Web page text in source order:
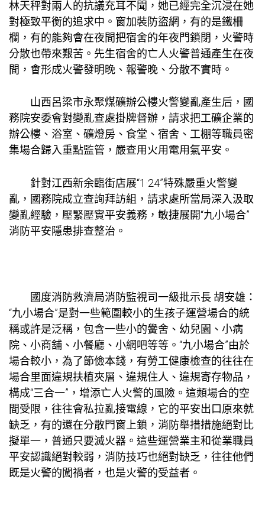
林天秤對兩人的抗議充耳不聞，她已經完全沉浸在她
對極致平衡的追求中。窗加裝防盜網，有的是鐵柵
欄，有的能夠會在夜間把宿舍的年夜門鎖閉，火警時
分散也帶來艱苦。先生宿舍的亡人火警普通產生在夜
間，會形成火警發明晚、報警晚、分散不實時。
山西呂梁市永聚煤礦辦公樓火警變亂產生后，國
務院安委會對變亂查處掛牌督辦，請求把工礦企業的
辦公樓、浴室、礦燈房、食堂、宿舍、工棚等職員密
集場合歸入重點監管，嚴查用火用電用氣平安。
針對江西新余臨街店展“1·24”特殊嚴重火警變
亂，國務院成立查詢拜訪組，請求處所當局深入汲取
變亂經驗，壓緊壓實平安義務，敏捷展開“九小場合”
消防平安隱患排查整治。
國度消防救濟局消防監視司一級批示長 胡安雄：
“九小場合”是對一些範圍較小的生孩子運營場合的統
稱或許是泛稱，包含一些小的黌舍、幼兒園、小病
院、小商舖、小餐廳、小網吧等等。“九小場合”由於
場合較小，為了節儉本錢，有勞工健康檢查的往往在
場合里面違規扶植夾層、違規住人、違規寄存物品，
構成“三合一”，增添亡人火警的風險。這類場合的空
間受限，往往會私拉亂接電線，它的平安出口原來就
缺乏，有的還在分散門窗上鎖，消防舉措措施絕對比
擬單一，普通只要滅火器。這些運營業主和從業職員
平安認識絕對較弱，消防技巧也絕對缺乏，往往他們
既是火警的闖禍者，也是火警的受益者。